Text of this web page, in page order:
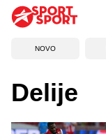
NOVO
Delije